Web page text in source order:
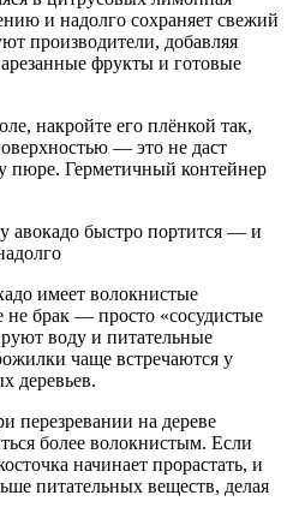
и надолго сохраняет свежий
производители, добавляя
фрукты и готовые
накройте его плёнкой так,
— это не даст
пюре. Герметичный контейнер
имеет волокнистые
брак — просто «сосудистые
воду и питательные
чаще встречаются у
деревьев.
перезревании на дереве
более волокнистым. Если
начинает прорастать, и
питательных веществ, делая